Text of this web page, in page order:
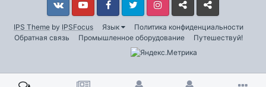
IPS Theme by IPSFocus Язык
Политика конфиденциальности
Обратная связь
Промышленное оборудование Путешествуй!
VkontakteYouTube FacebookTwitter InstagramLivejournalOdnoklassniki